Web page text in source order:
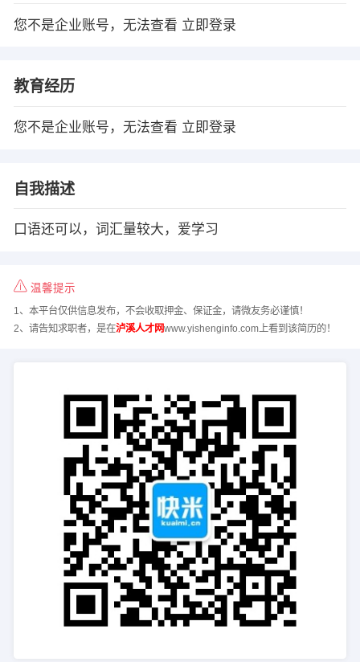
您不是企业账号，无法查看 立即登录
教育经历
您不是企业账号，无法查看 立即登录
自我描述
口语还可以，词汇量较大，爱学习
温馨提示
1、本平台仅供信息发布，不会收取押金、保证金，请微友务必谨慎！
2、请告知求职者，是在泸溪人才网www.yishenginfo.com上看到该简历的！